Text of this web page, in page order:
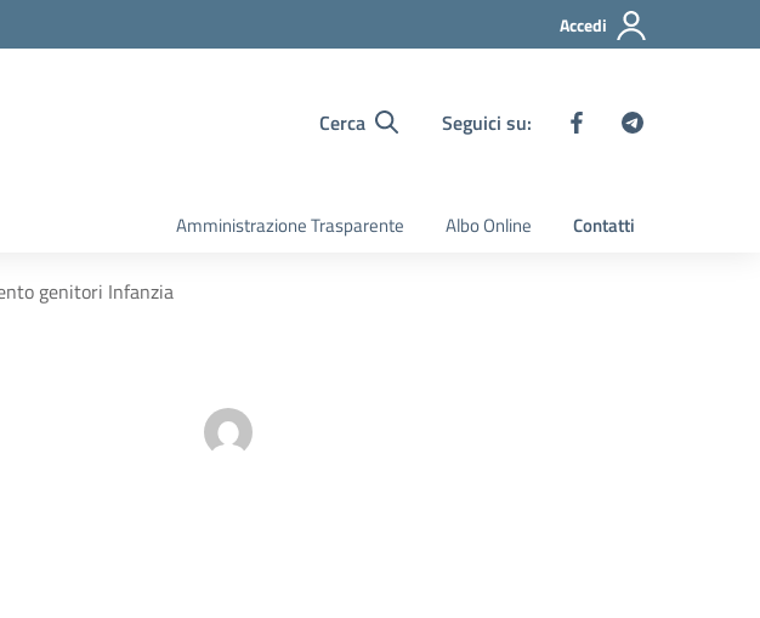
Accedi
Cerca Seguici su:
Amministrazione Trasparente Albo Online Contatti
genitori Infanzia